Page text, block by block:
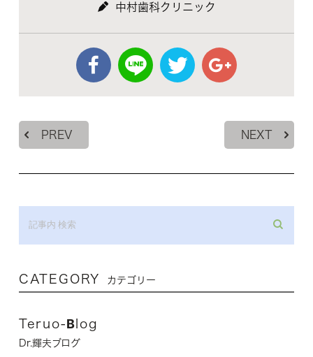
中村歯科クリニック
PREV NEXT
CATEGORY カテゴリー
Teruo-Blog
Dr.輝夫ブログ